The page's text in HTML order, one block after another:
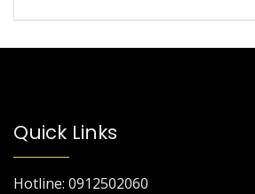
Quick Links
Hotline: 0912502060